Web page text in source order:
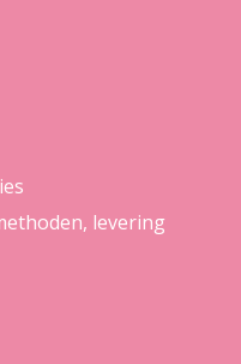
levering